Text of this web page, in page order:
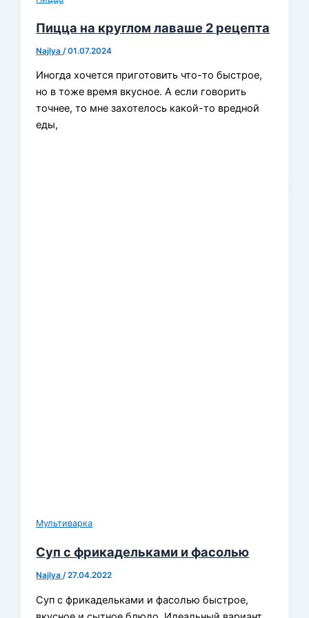
Пицца на круглом лаваше 2 рецепта
Najlya /01.07.2024
Иногда хочется приготовить что-то быстрое,
но в тоже время вкусное. А если говорить
точнее, то мне захотелось какой-то вредной
еды,
Мультиварка
Суп с фрикадельками и фасолью
Najlya/27.04.2022
Суп с фрикадельками и фасолью быстрое,